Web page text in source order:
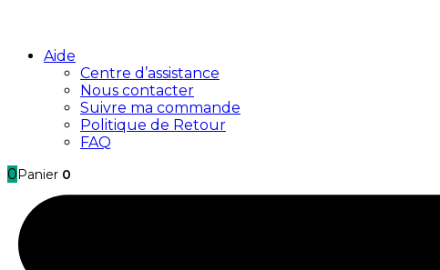
Aide
Centre d’assistance
Nous contacter
Suivre ma commande
Politique de Retour
FAQ
0 Panier 0